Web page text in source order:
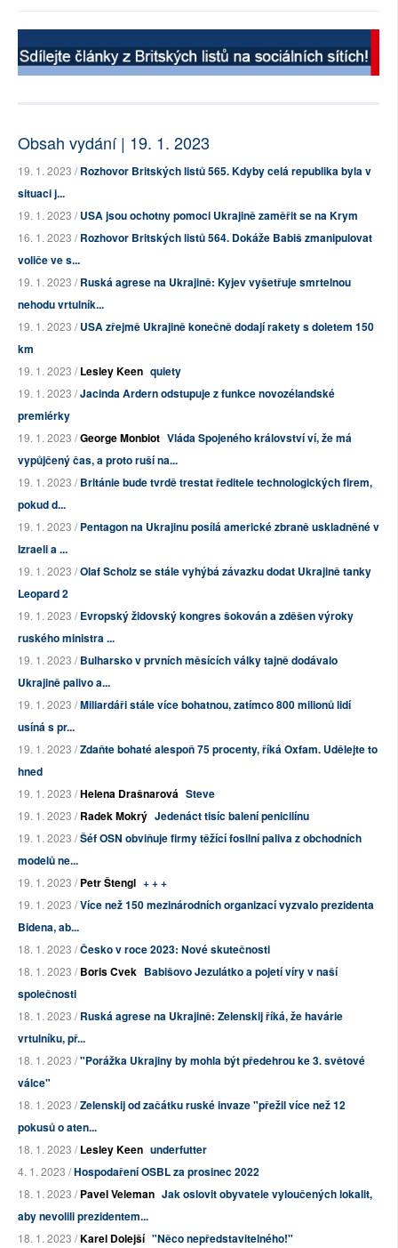
Obsah vydání | 19. 1. 2023
19. 1. 2023 /Rozhovor Britských listů 565. Kdyby celá republika byla v
situaci j...
19. 1. 2023 /USA jsou ochotny pomoci Ukrajině zaměřit se na Krym
16. 1. 2023 /Rozhovor Britských listů 564. Dokáže Babiš zmanipulovat
voliče ve s...
19. 1. 2023 /Ruská agrese na Ukrajině: Kyjev vyšetřuje smrtelnou
nehodu vrtulník...
19. 1. 2023 /USA zřejmě Ukrajině konečně dodají rakety s doletem 150
km
19. 1. 2023 /Lesley Keen quiety
19. 1. 2023 /Jacinda Ardern odstupuje z funkce novozélandské
premiérky
19. 1. 2023 /George Monbiot Vláda Spojeného království ví, že má
vypůjčený čas, a proto ruší na...
19. 1. 2023 /Británie bude tvrdě trestat ředitele technologických firem,
pokud d...
19. 1. 2023 /Pentagon na Ukrajinu posílá americké zbraně uskladněné v
Izraeli a ...
19. 1. 2023 /Olaf Scholz se stále vyhýbá závazku dodat Ukrajině tanky
Leopard 2
19. 1. 2023 /Evropský židovský kongres šokován a zděšen výroky
ruského ministra ...
19. 1. 2023 /Bulharsko v prvních měsících války tajně dodávalo
Ukrajině palivo a...
19. 1. 2023 /Miliardáři stále více bohatnou, zatímco 800 milionů lidí
usíná s pr...
19. 1. 2023 /Zdaňte bohaté alespoň 75 procenty, říká Oxfam. Udělejte to
hned
19. 1. 2023 /Helena Drašnarová Steve
19. 1. 2023 /Radek Mokrý Jedenáct tisíc balení penicilínu
19. 1. 2023 /Šéf OSN obviňuje firmy těžící fosilní paliva z obchodních
modelů ne...
19. 1. 2023 /Petr Štengl + + +
19. 1. 2023 /Více než 150 mezinárodních organizací vyzvalo prezidenta
Bidena, ab...
18. 1. 2023 /Česko v roce 2023: Nové skutečnosti
18. 1. 2023 /Boris Cvek Babišovo Jezulátko a pojetí víry v naší
společnosti
18. 1. 2023 /Ruská agrese na Ukrajině: Zelenskij říká, že havárie
vrtulníku, př...
18. 1. 2023 /"Porážka Ukrajiny by mohla být předehrou ke 3. světové
válce"
18. 1. 2023 /Zelenskij od začátku ruské invaze "přežil více než 12
pokusů o aten...
18. 1. 2023 /Lesley Keen underfutter
4. 1. 2023 /Hospodaření OSBL za prosinec 2022
18. 1. 2023 /Pavel Veleman Jak oslovit obyvatele vyloučených lokalit,
aby nevolili prezidentem...
18. 1. 2023 /Karel Dolejší "Něco nepředstavitelného!"